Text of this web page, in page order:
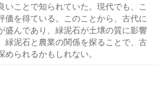
いことで知られていた。現代でも、こ
価を得ている。このことから、古代に
盛んであり、緑泥石が土壌の質に影響
緑泥石と農業の関係を探ることで、古
られるかもしれない。